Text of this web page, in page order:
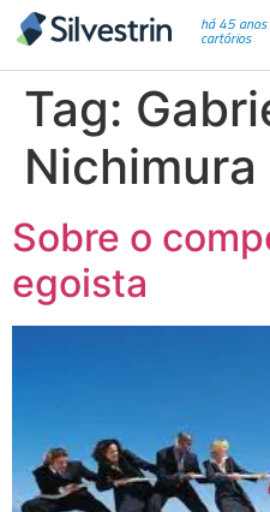
há 45
cartórios
Tag:
Nichimura
Sobre o
egoista